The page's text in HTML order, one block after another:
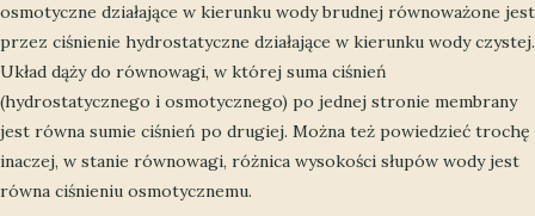
osmotyczne działające w kierunku wody brudnej równoważone jest
przez ciśnienie hydrostatyczne działające w kierunku wody czystej.
Układ dąży do równowagi, w której suma ciśnień
(hydrostatycznego i osmotycznego) po jednej stronie membrany
jest równa sumie ciśnień po drugiej. Można też powiedzieć trochę
inaczej, w stanie równowagi, różnica wysokości słupów wody jest
równa ciśnieniu osmotycznemu.